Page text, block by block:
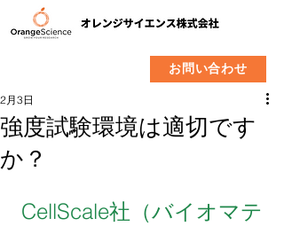
お問い合わせ
強度試験環境は適切です
か？
2月3日
CellScale社（バイオマテ